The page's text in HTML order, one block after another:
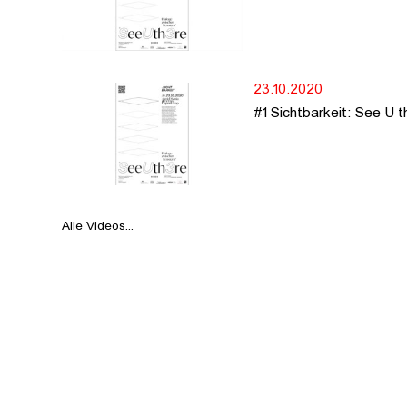
23.10.2020
#1 Sichtbarkeit: See U
Alle Videos...